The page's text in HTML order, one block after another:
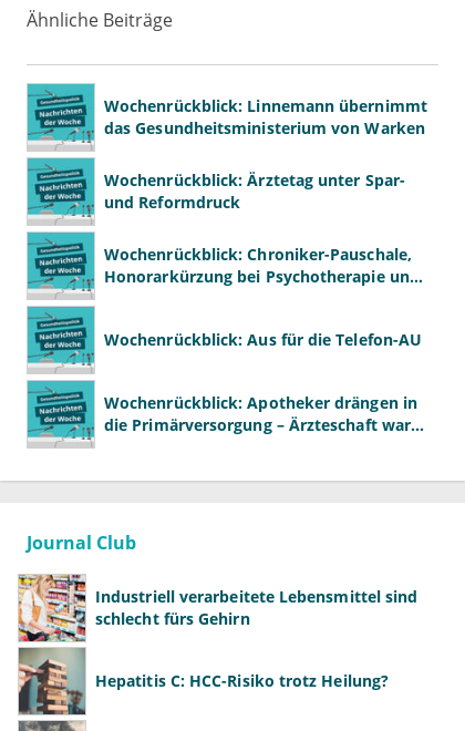
Ähnliche Beiträge
Wochenrückblick: Linnemann übernimmt
das Gesundheitsministerium von Warken
Wochenrückblick: Ärztetag unter Spar-
und Reformdruck
Wochenrückblick: Chroniker-Pauschale,
Honorarkürzung bei Psychotherapie und
Wochenrückblick: Aus für die Telefon-AU
Wochenrückblick: Apotheker drängen in
die Primärversorgung – Ärzteschaft warnt
Journal Club
Industriell verarbeitete Lebensmittel sind
schlecht fürs Gehirn
Hepatitis C: HCC-Risiko trotz Heilung?